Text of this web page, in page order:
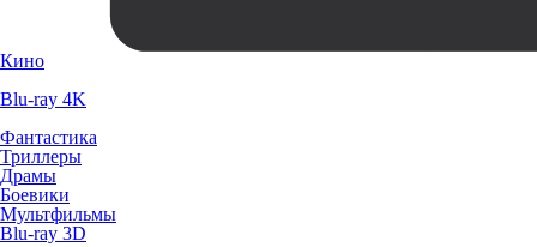
Кино
Blu-ray 4K
Фантастика
Триллеры
Драмы
Боевики
Мультфильмы
Blu-ray 3D